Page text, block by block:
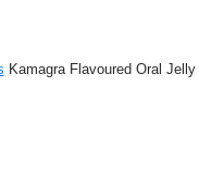
Kamagra Flavoured Oral Jelly